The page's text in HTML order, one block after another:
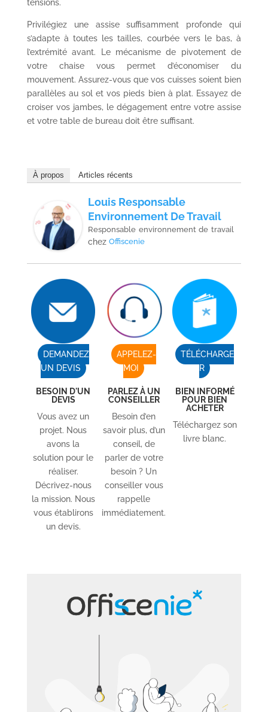
tensions.
Privilégiez une assise suffisamment profonde qui
s’adapte à toutes les tailles, courbée vers le bas, à
l’extrémité avant. Le mécanisme de pivotement de
votre chaise vous permet d’économiser du
mouvement. Assurez-vous que vos cuisses soient bien
parallèles au sol et vos pieds bien à plat. Essayez de
croiser vos jambes, le dégagement entre votre assise
et votre table de bureau doit être suffisant.
À propos Articles récents
Louis Responsable
Environnement De Travail
Responsable environnement de travail
chez Offiscenie
DEMANDEZ
UN DEVIS
BESOIN D'UN
DEVIS
Vous avez un
projet. Nous
avons la
solution pour le
réaliser.
Décrivez-nous
la mission. Nous
vous établirons
un devis.
APPELEZ-
MOI
PARLEZ À UN
CONSEILLER
Besoin d’en
savoir plus, d’un
conseil, de
parler de votre
besoin ? Un
conseiller vous
rappelle
immédiatement.
TÉLÉCHARGE
R
BIEN INFORMÉ
POUR BIEN
ACHETER
Téléchargez son
livre blanc.